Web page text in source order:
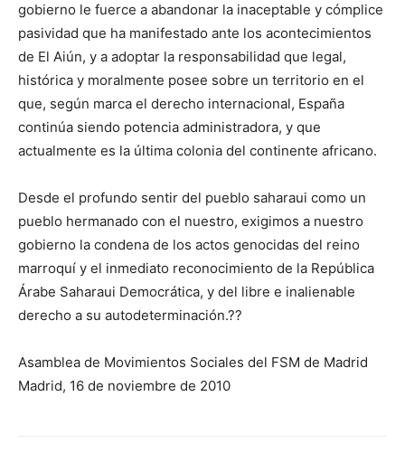
gobierno le fuerce a abandonar la inaceptable y cómplice
pasividad que ha manifestado ante los acontecimientos
de El Aiún, y a adoptar la responsabilidad que legal,
histórica y moralmente posee sobre un territorio en el
que, según marca el derecho internacional, España
continúa siendo potencia administradora, y que
actualmente es la última colonia del continente africano.
Desde el profundo sentir del pueblo saharaui como un
pueblo hermanado con el nuestro, exigimos a nuestro
gobierno la condena de los actos genocidas del reino
marroquí y el inmediato reconocimiento de la República
Árabe Saharaui Democrática, y del libre e inalienable
derecho a su autodeterminación.??
Asamblea de Movimientos Sociales del FSM de Madrid
Madrid, 16 de noviembre de 2010